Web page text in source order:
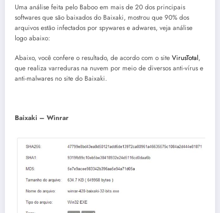
Uma análise feita pelo Baboo em mais de 20 dos principais
softwares que são baixados do Baixaki, mostrou que 90% dos
arquivos estão infectados por spywares e adwares, veja análise
logo abaixo:
Abaixo, você confere o resultado, de acordo com o site VirusTotal,
que realiza varreduras na nuvem por meio de diversos anti-vírus e
anti-malwares no site do Baixaki.
Baixaki – Winrar